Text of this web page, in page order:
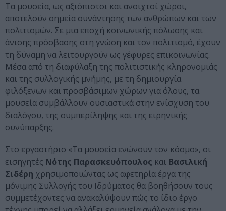
Τα μουσεία, ως αξιόπιστοι και ανοιχτοί χώροι,
αποτελούν σημεία συνάντησης των ανθρώπων και των
πολιτισμών. Σε μια εποχή κοινωνικής πόλωσης και
άνισης πρόσβασης στη γνώση και τον πολιτισμό, έχουν
τη δύναμη να λειτουργούν ως γέφυρες επικοινωνίας.
Μέσα από τη διαφύλαξη της πολιτιστικής κληρονομιάς
και της συλλογικής μνήμης, με τη δημιουργία
φιλόξενων και προσβάσιμων χώρων για όλους, τα
μουσεία συμβάλλουν ουσιαστικά στην ενίσχυση του
διαλόγου, της συμπερίληψης και της ειρηνικής
συνύπαρξης.
Στο εργαστήριο «Τα μουσεία ενώνουν τον κόσμο», οι
εισηγητές Νότης Παρασκευόπουλος και Βασιλική
Σιδέρη χρησιμοποιώντας ως αφετηρία έργα της
μόνιμης Συλλογής του Ιδρύματος θα βοηθήσουν τους
συμμετέχοντες να ανακαλύψουν πώς το ίδιο έργο